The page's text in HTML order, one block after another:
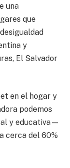
una
que
y
El Salvador
en el hogar y
podemos
y educativa—
cerca del 60%